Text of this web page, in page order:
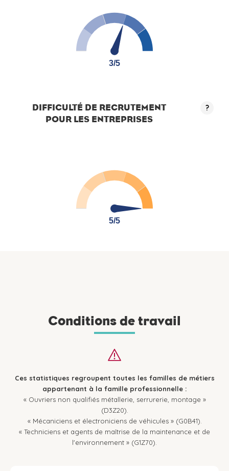
3/5
3/5
DIFFICULTÉ DE RECRUTEMENT
POUR LES ENTREPRISES
?
5/5
5/5
Conditions de travail
Ces statistiques regroupent toutes les familles de métiers
appartenant à la famille professionnelle :
« Ouvriers non qualifiés métallerie, serrurerie, montage »
(D3Z20).
« Mécaniciens et électroniciens de véhicules » (G0B41).
« Techniciens et agents de maîtrise de la maintenance et de
l'environnement » (G1Z70).